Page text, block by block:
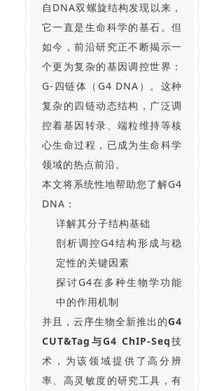
自DNA双螺旋结构发现以来，
它一直是生命科学的基石。但
如今，前沿研究正不断揭示一
个更为复杂的基因调控世界：
G-四链体（G4 DNA）。这种
复杂的四链动态结构，广泛调
控着基因转录、端粒维持等核
心生命过程，已成为生命科学
领域的热点前沿。
本文将系统性地帮助您了解G4
DNA：
详解其分子结构基础
剖析调控G4结构形成与稳
定性的关键因素
探讨G4在多种生物学功能
中的作用机制
并且，云序生物全新推出的G4
CUT&Tag与G4 ChIP-Seq技
术，为该领域提供了高分辨
率、高灵敏度的研究工具，有